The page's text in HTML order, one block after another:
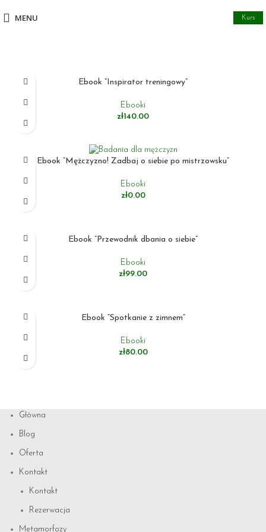
MENU Kurs
Ebook “Inspirator treningowy”
Ebooki
zł140.00
Ebook “Mężczyzno! Zadbaj o siebie po mistrzowsku”
Ebooki
zł0.00
Ebook “Przewodnik dbania o siebie”
Ebooki
zł99.00
Ebook “Spotkanie z zimnem”
Ebooki
zł80.00
Główna
Blog
Oferta
Kontakt
Kontakt
Rezerwacja
Metamorfozy